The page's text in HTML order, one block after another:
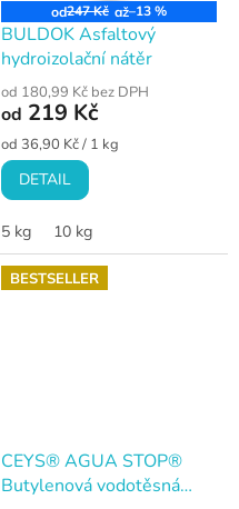
od247 Kč až–13 %
BULDOK Asfaltový
hydroizolační nátěr
od 180,99 Kč bez DPH
od 219 Kč
Měrná
cena:
od 36,90 Kč / 1 kg
DETAIL
5 kg 10 kg
BESTSELLER
CEYS® AGUA STOP®
Butylenová vodotěsná